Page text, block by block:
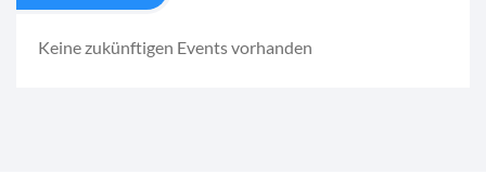
Keine zukünftigen Events vorhanden